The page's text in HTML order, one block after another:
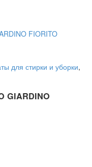
для стирки и уборки,
GIARDINO